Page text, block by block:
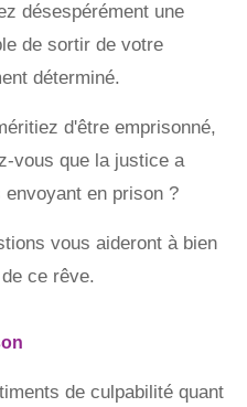
désespérément une
de sortir de votre
déterminé.
d'être emprisonné,
vous que la justice a
en prison ?
vous aideront à bien
ce rêve.
de culpabilité quant